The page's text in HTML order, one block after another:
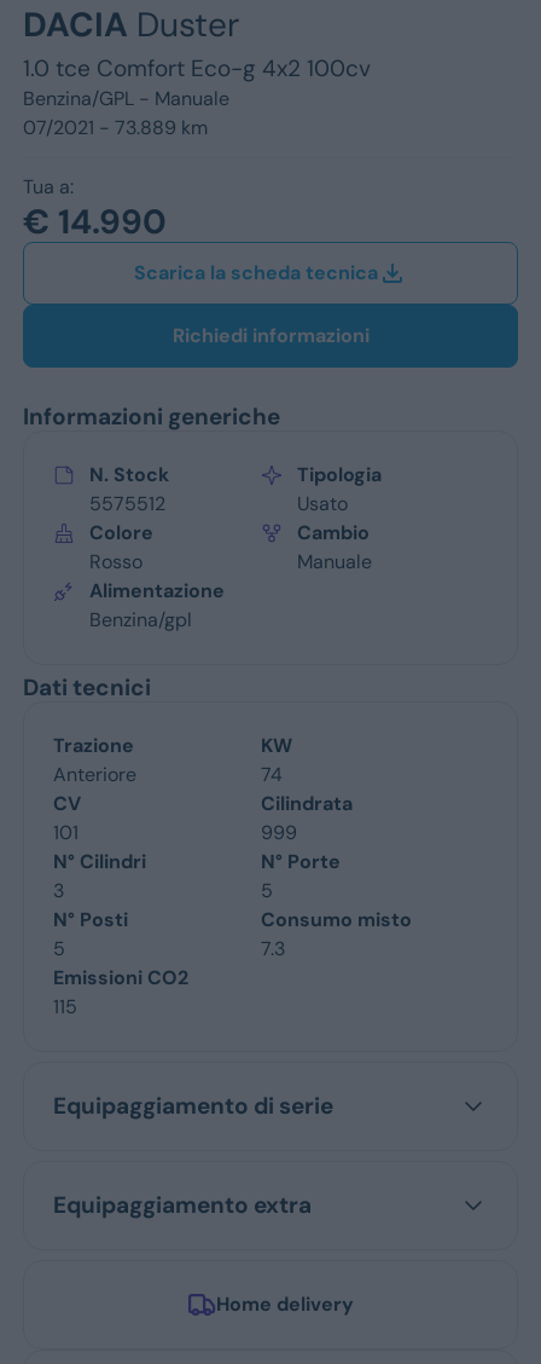
Vedi tutti i marchi
DACIA Duster
1.0 tce Comfort Eco-g 4x2 100cv
Benzina/GPL - Manuale
07/2021 - 73.889 km
Tua a:
€ 14.990
Scarica la scheda tecnica
Richiedi informazioni
Informazioni generiche
N. Stock
5575512
Tipologia
Usato
Colore
Rosso
Cambio
Manuale
Alimentazione
Benzina/gpl
Dati tecnici
Trazione
Anteriore
KW
74
CV
101
Cilindrata
999
N° Cilindri
3
N° Porte
5
N° Posti
5
Consumo misto
7.3
Emissioni CO2
115
Equipaggiamento di serie
Equipaggiamento extra
Home delivery